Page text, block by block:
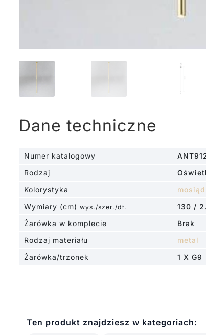
Dane techniczne
Numer katalogowy
Rodzaj
Kolorystyka
Wymiary (cm) wys./szer./dł. 130 /
Żarówka w komplecie
Brak
Rodzaj materiału
metal
Żarówka/trzonek
1 X G9
Ten produkt znajdziesz w kategoriach: